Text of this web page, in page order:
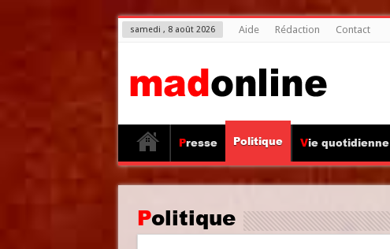
samedi , 8 août 2026 Aide Rédaction Contact
Presse Politique Vie quotidienne
Politique